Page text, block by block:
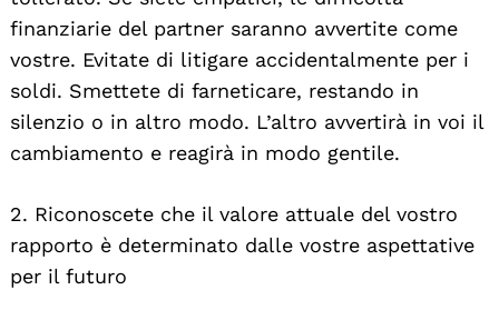
finanziarie del partner saranno avvertite come
vostre. Evitate di litigare accidentalmente per i
soldi. Smettete di farneticare, restando in
silenzio o in altro modo. L’altro avvertirà in voi il
cambiamento e reagirà in modo gentile.
2. Riconoscete che il valore attuale del vostro
rapporto è determinato dalle vostre aspettative
per il futuro